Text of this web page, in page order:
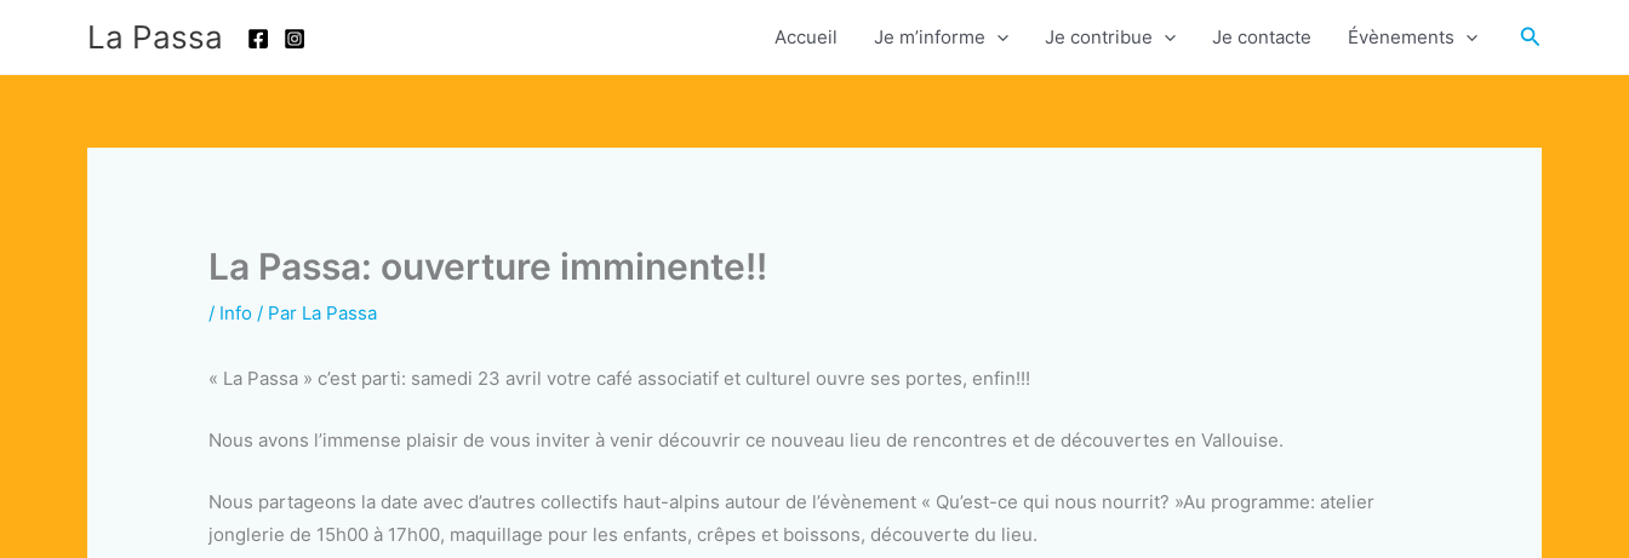
contenu
La Passa Accueil Je m’informe Je contribue Je contacte Évènements
La Passa: ouverture imminente!!
/ Info / Par La Passa
« La Passa » c’est parti: samedi 23 avril votre café associatif et culturel ouvre ses portes, enfin!!!
Nous avons l’immense plaisir de vous inviter à venir découvrir ce nouveau lieu de rencontres et de découvertes en Vallouise.
Nous partageons la date avec d’autres collectifs haut-alpins autour de l’évènement « Qu’est-ce qui nous nourrit? »Au programme: atelier
jonglerie de 15h00 à 17h00, maquillage pour les enfants, crêpes et boissons, découverte du lieu.